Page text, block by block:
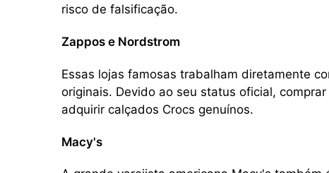
risco de falsificação.
Zappos e Nordstrom
Essas lojas famosas trabalham diretamente
originais. Devido ao seu status oficial,
adquirir calçados Crocs genuínos.
Macy's